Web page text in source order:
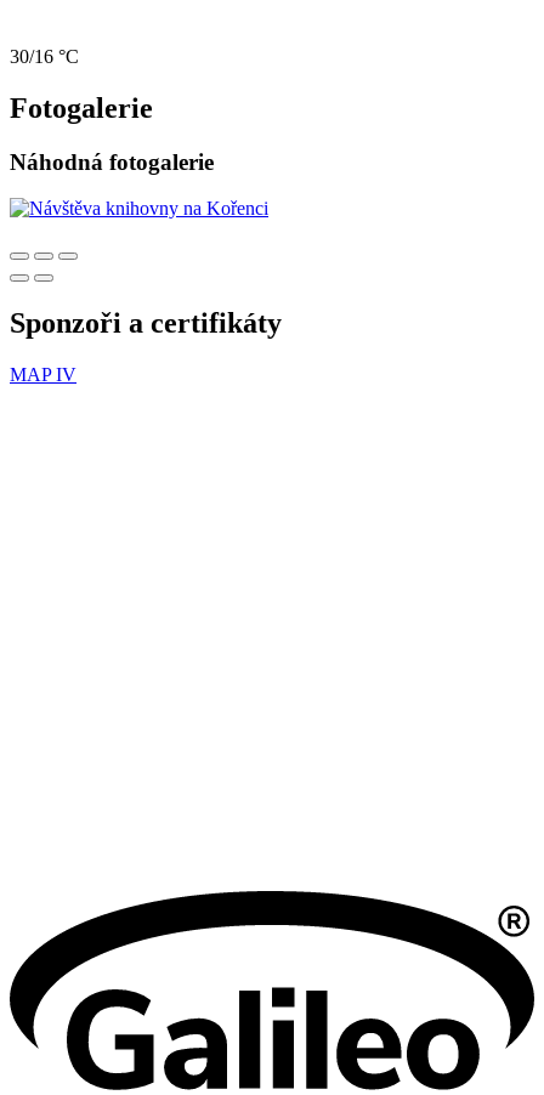
30/16 °C
Fotogalerie
Náhodná fotogalerie
Sponzoři a certifikáty
MAP IV